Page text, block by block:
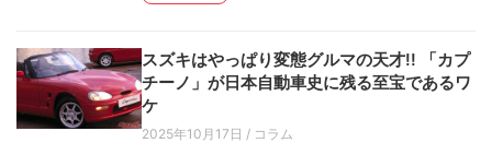
スズキはやっぱり変態グルマの天才!! 「カプ
チーノ」が日本自動車史に残る至宝であるワ
ケ
2025年10月17日 / コラム